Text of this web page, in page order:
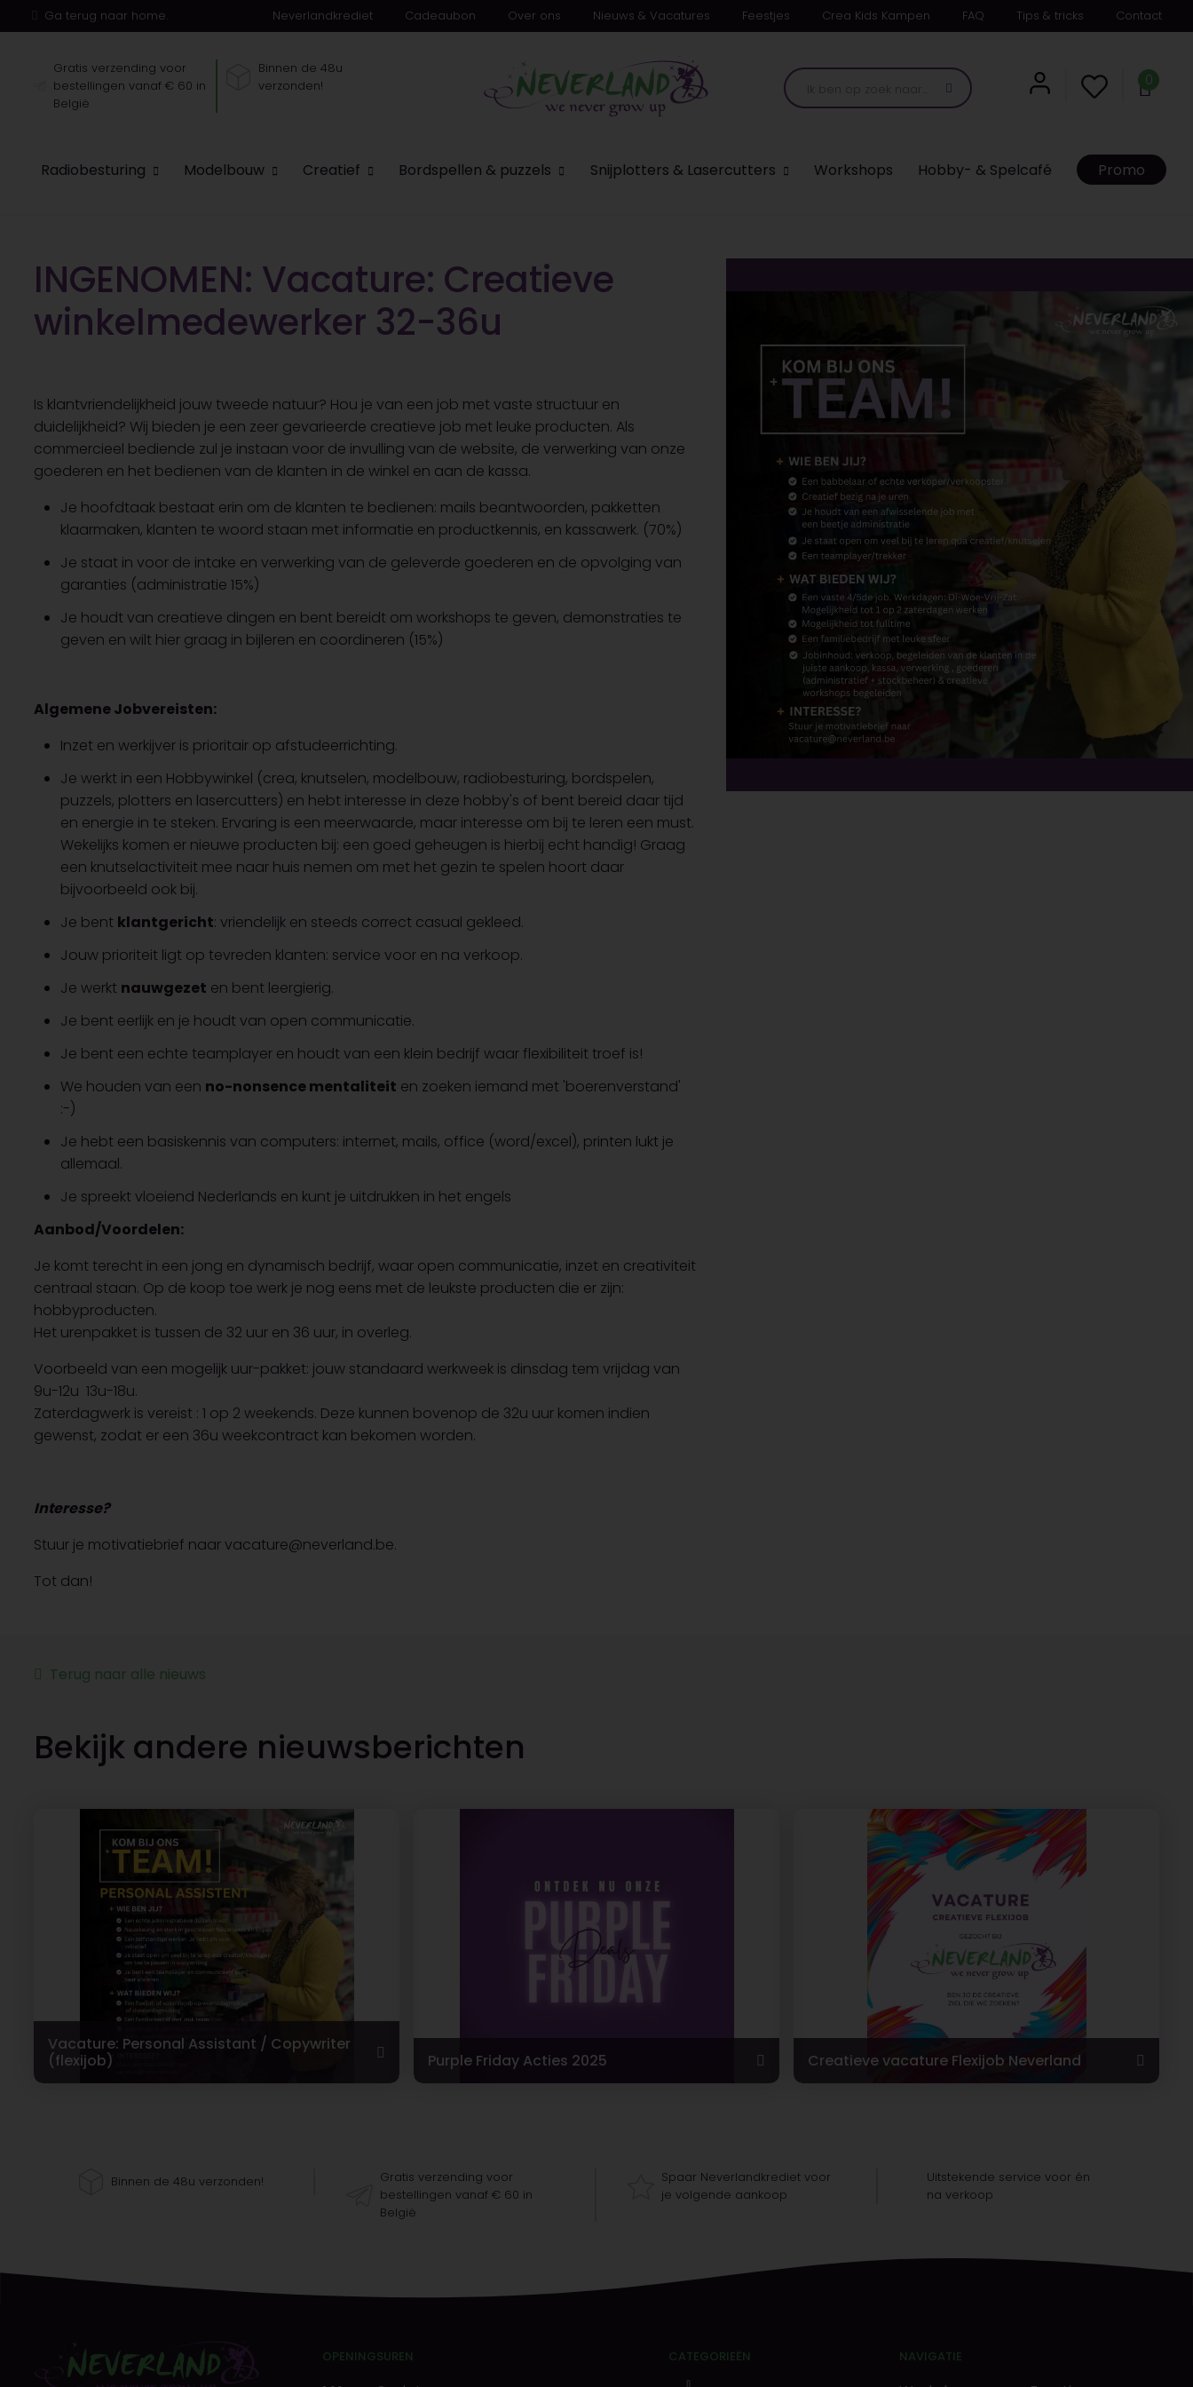
Ga terug naar home. Neverlandkrediet Cadeaubon Over ons Nieuws & Vacatures Feestjes Crea Kids Kampen FAQ Tips & tricks Contact
Gratis verzending voor
bestellingen vanaf € 60 in
België
Binnen de 48u
verzonden!
0
Radiobesturing Modelbouw Creatief Bordspellen & puzzels Snijplotters & Lasercutters Workshops Hobby- & Spelcafé Promo
INGENOMEN: Vacature: Creatieve
winkelmedewerker 32-36u
Is klantvriendelijkheid jouw tweede natuur? Hou je van een job met vaste structuur en
duidelijkheid? Wij bieden je een zeer gevarieerde creatieve job met leuke producten. Als
commercieel bediende zul je instaan voor de invulling van de website, de verwerking van onze
goederen en het bedienen van de klanten in de winkel en aan de kassa.
Je hoofdtaak bestaat erin om de klanten te bedienen: mails beantwoorden, pakketten
klaarmaken, klanten te woord staan met informatie en productkennis, en kassawerk. (70%)
Je staat in voor de intake en verwerking van de geleverde goederen en de opvolging van
garanties (administratie 15%)
Je houdt van creatieve dingen en bent bereidt om workshops te geven, demonstraties te
geven en wilt hier graag in bijleren en coordineren (15%)
Algemene Jobvereisten:
Inzet en werkijver is prioritair op afstudeerrichting.
Je werkt in een Hobbywinkel (crea, knutselen, modelbouw, radiobesturing, bordspelen,
puzzels, plotters en lasercutters) en hebt interesse in deze hobby's of bent bereid daar tijd
en energie in te steken. Ervaring is een meerwaarde, maar interesse om bij te leren een must.
Wekelijks komen er nieuwe producten bij: een goed geheugen is hierbij echt handig! Graag
een knutselactiviteit mee naar huis nemen om met het gezin te spelen hoort daar
bijvoorbeeld ook bij.
Je bent klantgericht: vriendelijk en steeds correct casual gekleed.
Jouw prioriteit ligt op tevreden klanten: service voor en na verkoop.
Je werkt nauwgezet en bent leergierig.
Je bent eerlijk en je houdt van open communicatie.
Je bent een echte teamplayer en houdt van een klein bedrijf waar flexibiliteit troef is!
We houden van een no-nonsence mentaliteit en zoeken iemand met 'boerenverstand'
:-)
Je hebt een basiskennis van computers: internet, mails, office (word/excel), printen lukt je
allemaal.
Je spreekt vloeiend Nederlands en kunt je uitdrukken in het engels
Aanbod/Voordelen:
Je komt terecht in een jong en dynamisch bedrijf, waar open communicatie, inzet en creativiteit
centraal staan. Op de koop toe werk je nog eens met de leukste producten die er zijn:
hobbyproducten.
Het urenpakket is tussen de 32 uur en 36 uur, in overleg.
Voorbeeld van een mogelijk uur-pakket: jouw standaard werkweek is dinsdag tem vrijdag van
9u-12u 13u-18u.
Zaterdagwerk is vereist : 1 op 2 weekends. Deze kunnen bovenop de 32u uur komen indien
gewenst, zodat er een 36u weekcontract kan bekomen worden.
Interesse?
Stuur je motivatiebrief naar vacature@neverland.be.
Tot dan!
Terug naar alle nieuws
Bekijk andere nieuwsberichten
Vacature: Personal Assistant / Copywriter
(flexijob)
Purple Friday Acties 2025 Creatieve vacature Flexijob Neverland
Binnen de 48u verzonden!
Gratis verzending voor
bestellingen vanaf € 60 in
België
Spaar Neverlandkrediet voor
je volgende aankoop
Uitstekende service voor én
na verkoop
OPENINGSUREN CATEGORIEËN NAVIGATIE